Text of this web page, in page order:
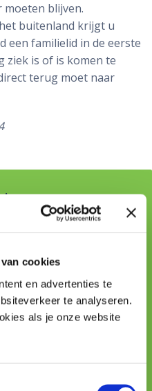
cookies
en advertenties te
te analyseren.
als je onze website
moeten blijven.
buitenland krijgt u
een familielid in de eerste
ziek is of is komen te
terug moet naar